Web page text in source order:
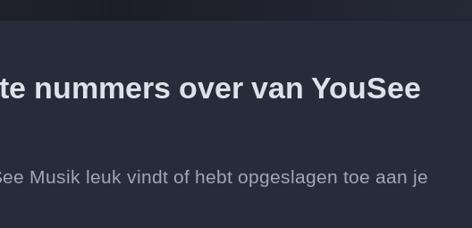
nummers over van YouSee
Musik leuk vindt of hebt opgeslagen toe aan je